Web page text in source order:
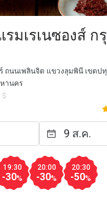
รมเรเนซองส์ ก
ถนนเพลินจิต แขวงลุมพินี เขตป
านคร
19:30
-30%
20:00
-30%
20:30
-50%